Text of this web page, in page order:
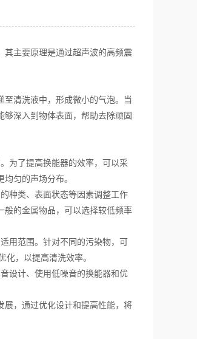
主要原理是通过超声波的高频震
至清洗液中，形成微小的气泡。当
深入到物体表面，帮助去除顽固
为了提高换能器的效率，可以采
匀的声场分布。
种类、表面状态等因素调整工作
般的金属物品，可以选择较低频率
范围。针对不同的污染物，可
，以提高清洗效率。
设计、使用低噪音的换能器和优
，通过优化设计和提高性能，将